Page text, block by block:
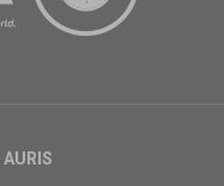
AURIS